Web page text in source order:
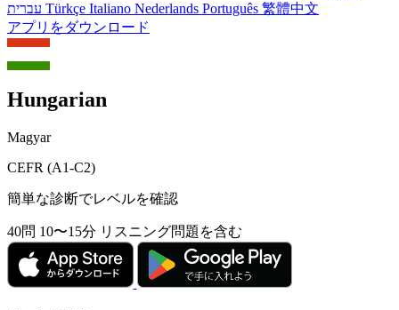
Türkçe Italiano Nederlands Português 繁體中文
アプリをダウンロード
Hungarian
Magyar
CEFR (A1-C2)
簡単な診断でレベルを確認
40問 10〜15分 リスニング問題を含む